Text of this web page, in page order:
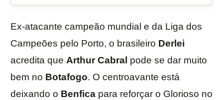
Ex-atacante campeão mundial e da Liga dos
Campeões pelo Porto, o brasileiro Derlei
acredita que Arthur Cabral pode se dar muito
bem no Botafogo. O centroavante está
deixando o Benfica para reforçar o Glorioso no